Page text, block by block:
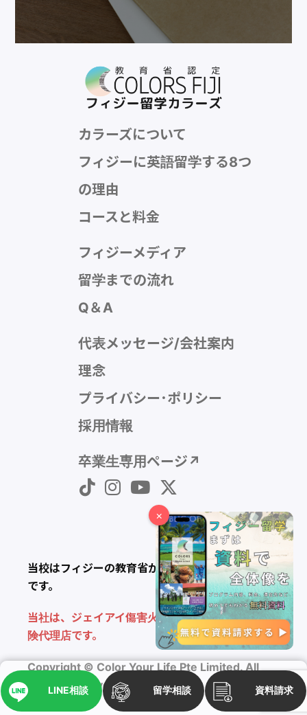
カラーズについて
フィジーに英語留学する8つ
の理由
コースと料金
フィジーメディア
留学までの流れ
Q＆A
代表メッセージ/会社案内
理念
プライバシー･ポリシー
採用情報
卒業生専用ページ↗︎
当校はフィジーの教育省から認定を受けた語学学校
です。
当社は、ジェイアイ傷害火災保険株式会社の損害保
険代理店です。
Copyright © Color Your Life Pte Limited. All
Rights Reserved.
LINE相談 留学相談 資料請求
×